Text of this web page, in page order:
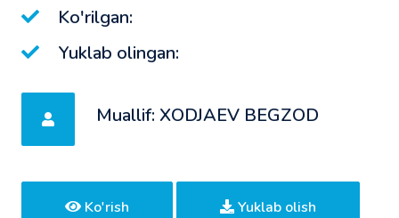
Ko'rilgan:
Yuklab olingan:
Muallif: ХОDJАЕV BЕGZОD
Ko'rish Yuklab olish